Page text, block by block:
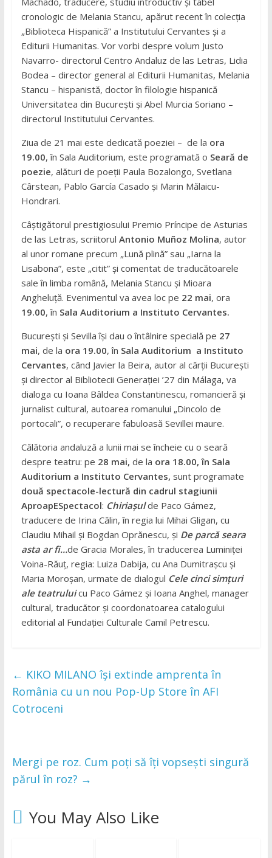
cronologic de Melania Stancu, apărut recent în colecția
„Biblioteca Hispanică” a Institutului Cervantes și a
Editurii Humanitas. Vor vorbi despre volum Justo
Navarro- directorul Centro Andaluz de las Letras, Lidia
Bodea – director general al Editurii Humanitas, Melania
Stancu – hispanistă, doctor în filologie hispanică
Universitatea din București și Abel Murcia Soriano –
directorul Institutului Cervantes.
Ziua de 21 mai este dedicată poeziei – de la ora
19.00, în Sala Auditorium, este programată o Seară de
poezie, alături de poeții Paula Bozalongo, Svetlana
Cârstean, Pablo García Casado și Marin Mălaicu-
Hondrari.
Câștigătorul prestigiosului Premio Príncipe de Asturias
de las Letras, scriitorul Antonio Muñoz Molina, autor
al unor romane precum „Lună plină” sau „Iarna la
Lisabona”, este „citit” și comentat de traducătoarele
sale în limba română, Melania Stancu și Mioara
Angheluță. Evenimentul va avea loc pe 22 mai, ora
19.00, în Sala Auditorium a Instituto Cervantes.
București și Sevilla își dau o întâlnire specială pe 27
mai, de la ora 19.00, în Sala Auditorium a Instituto
Cervantes, când Javier la Beira, autor al cărții București
și director al Bibliotecii Generației ’27 din Málaga, va
dialoga cu Ioana Bâldea Constantinescu, romancieră și
jurnalist cultural, autoarea romanului „Dincolo de
portocali”, o recuperare fabuloasă Sevillei maure.
Călătoria andaluză a lunii mai se încheie cu o seară
despre teatru: pe 28 mai, de la ora 18.00, în Sala
Auditorium a Instituto Cervantes, sunt programate
două spectacole-lectură din cadrul stagiunii
AproapESpectacol: Chiriașul de Paco Gámez,
traducere de Irina Călin, în regia lui Mihai Gligan, cu
Claudiu Mihail și Bogdan Oprănescu, și De parcă seara
asta ar fi…de Gracia Morales, în traducerea Luminiței
Voina-Răuț, regia: Luiza Dabija, cu Ana Dumitrașcu și
Maria Moroșan, urmate de dialogul Cele cinci simțuri
ale teatruluicu Paco Gámez și Ioana Anghel, manager
cultural, traducător și coordonatoarea catalogului
editorial al Fundației Culturale Camil Petrescu.
← KIKO MILANO își extinde amprenta în
România cu un nou Pop-Up Store în AFI
Cotroceni
Mergi pe roz. Cum poți să îți vopsești singură
părul în roz? →
You May Also Like